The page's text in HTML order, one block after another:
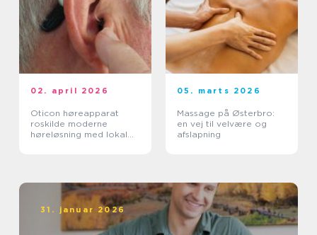
02. april 2026
Oticon høreapparat
roskilde moderne
høreløsning med lokal
05. marts 2026
Massage på Østerbro:
en vej til velvære og
afslapning
31. januar 2026